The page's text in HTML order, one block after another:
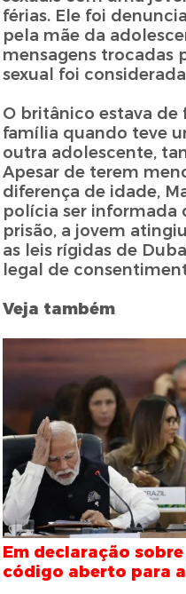
férias. Ele foi
pela mãe da
mensagens trocadas
sexual foi
O britânico estava de
família quando teve
outra adolescente,
Apesar de terem
diferença de idade,
polícia ser informada
prisão, a jovem
as leis rígidas de
legal de
Veja também
Em declaração
código aberto para